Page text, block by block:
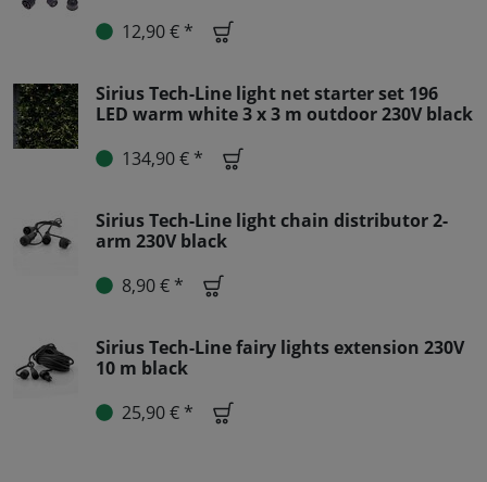
12,90 € *
Sirius Tech-Line light net starter set 196
LED warm white 3 x 3 m outdoor 230V black
134,90 € *
Sirius Tech-Line light chain distributor 2-
arm 230V black
8,90 € *
Sirius Tech-Line fairy lights extension 230V
10 m black
25,90 € *